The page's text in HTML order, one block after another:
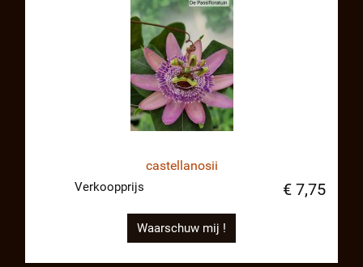
castellanosii
Verkoopprijs € 7,75
Waarschuw mij !